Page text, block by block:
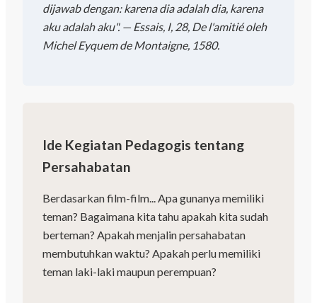
dijawab dengan: karena dia adalah dia, karena
aku adalah aku". — Essais, I, 28, De l'amitié oleh
Michel Eyquem de Montaigne, 1580.
Ide Kegiatan Pedagogis tentang
Persahabatan
Berdasarkan film-film... Apa gunanya memiliki
teman? Bagaimana kita tahu apakah kita sudah
berteman? Apakah menjalin persahabatan
membutuhkan waktu? Apakah perlu memiliki
teman laki-laki maupun perempuan?